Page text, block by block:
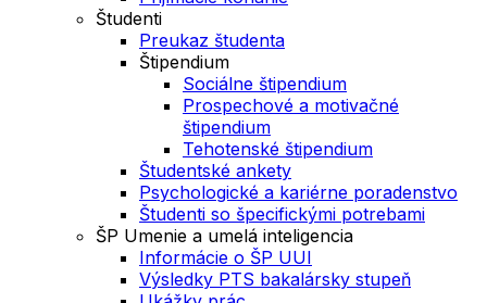
Študenti
Preukaz študenta
Štipendium
Sociálne štipendium
Prospechové a motivačné
štipendium
Tehotenské štipendium
Študentské ankety
Psychologické a kariérne poradenstvo
Študenti so špecifickými potrebami
ŠP Umenie a umelá inteligencia
Informácie o ŠP UUI
Výsledky PTS bakalársky stupeň